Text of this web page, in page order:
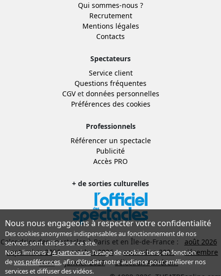
Qui sommes-nous ?
Recrutement
Mentions légales
Contacts
Spectateurs
Service client
Questions fréquentes
CGVet données personnelles
Préférences des cookies
Professionnels
Référencer un spectacle
Publicité
Accès PRO
+ de sorties culturelles
Calendrier des spectacles à Paris et en Île-de-France :
août 2026
septembre 2026
octobre 2026 novembre 2026
décembre
2026
janvier 2027
Sélection Adhérent
Nous nous engageons à respecter votre confidentialité
Des cookies anonymes indispensables au fonctionnement de nos
services sont utilisés sur ce site.
Nous limitons à4 partenairesl’usage de cookies tiers, en fonction
devos préférences, afin d'étudier notre audience pour améliorer nos
services et diffuser des vidéos.